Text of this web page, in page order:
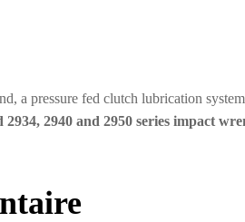
a pressure fed clutch lubrication
2940 and 2950 series impact